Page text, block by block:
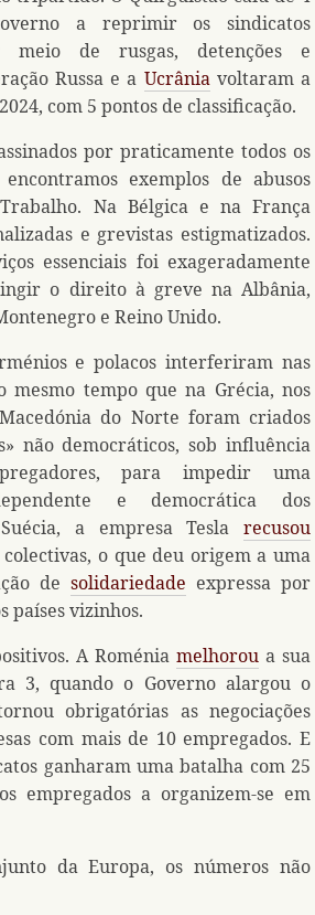
a reprimir os sindicatos
meio de rusgas, detenções e
Russa e a Ucrâniavoltaram a
com 5 pontos de classificação.
por praticamente todos os
exemplos de abusos
Na Bélgica e na França
e grevistas estigmatizados.
essenciais foi exageradamente
o direito à greve na Albânia,
e Reino Unido.
e polacos interferiram nas
mesmo tempo que na Grécia, nos
do Norte foram criados
não democráticos, sob influência
para impedir uma
e democrática dos
a empresa Tesla recusou
colectivas, o que deu origem a uma
de solidariedade expressa por
países vizinhos.
A Roménia melhorou a sua
3, quando o Governo alargou o
obrigatórias as negociações
com mais de 10 empregados. E
ganharam uma batalha com 25
empregados a organizem-se em
da Europa, os números não